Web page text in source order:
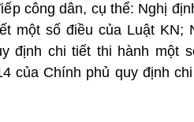
công dân, cụ thể: Nghị
một số điều của Luật KN;
định chi tiết thi hành một
của Chính phủ quy định